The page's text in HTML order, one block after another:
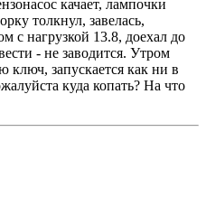
качает, лампочки
толкнул, завелась,
с нагрузкой 13.8, доехал до
- не заводится. Утром
запускается как ни в
куда копать? На что